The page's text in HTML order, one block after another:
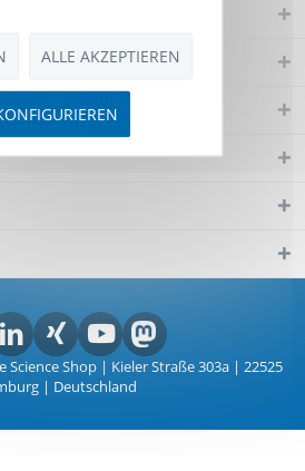
Science Shop | Kieler Straße 303a | 22525
| Deutschland
ALLE AKZEPTIEREN